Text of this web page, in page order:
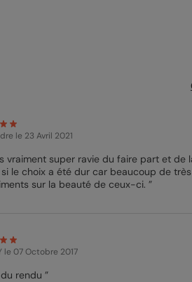
le 23 Avril 2021
vraiment super ravie du faire part et de
le choix a été dur car beaucoup de
sur la beauté de ceux-ci. ”
le 07 Octobre 2017
du rendu ”